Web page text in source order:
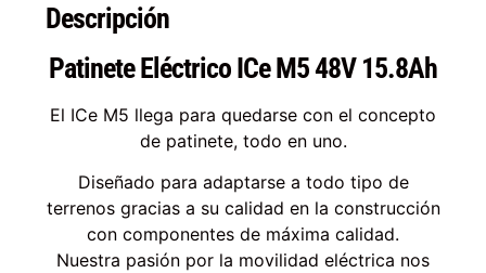
Descripción
Patinete Eléctrico ICe M5 48V 15.8Ah
El ICe M5 llega para quedarse con el concepto
de patinete, todo en uno.
Diseñado para adaptarse a todo tipo de
terrenos gracias a su calidad en la construcción
con componentes de máxima calidad.
Nuestra pasión por la movilidad eléctrica nos